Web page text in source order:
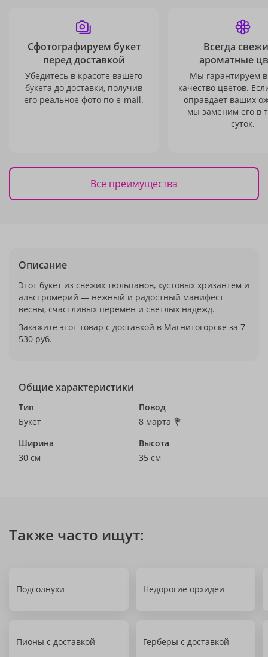
Сфотографируем букет
перед доставкой
Убедитесь в красоте вашего
букета до доставки, получив
его реальное фото по e-mail.
Всегда
ароматные
Мы гарантируем
качество цветов.
оправдает ваших
мы заменим его в
суток.
Все преимущества
Описание
Этот букет из свежих тюльпанов, кустовых хризантем и
альстромерий — нежный и радостный манифест
весны, счастливых перемен и светлых надежд.
Закажите этот товар с доставкой в Магнитогорске за 7
530 руб.
Общие характеристики
Тип
Букет
Повод
8 марта 💐
Ширина
30 см
Высота
35 см
Также часто ищут:
Подсолнухи Недорогие орхидеи
Пионы с доставкой Герберы с доставкой